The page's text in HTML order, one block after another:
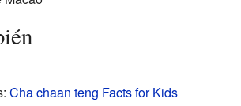
Cha chaan teng Facts for Kids